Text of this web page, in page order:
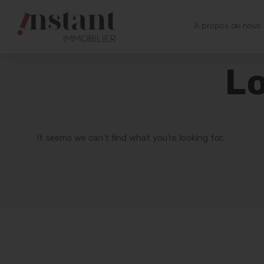
À propos de nous
It seems we can't find what you're looking for.